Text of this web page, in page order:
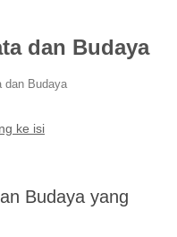
dan Budaya
dan Budaya
ke isi
Budaya yang